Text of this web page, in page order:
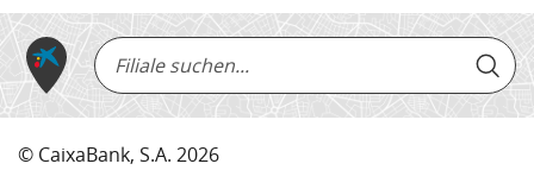
suchen
© CaixaBank, S.A. 2026